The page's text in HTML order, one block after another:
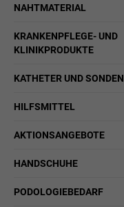
NAHTMATERIAL
KRANKENPFLEGE- UND
KLINIKPRODUKTE
KATHETER UND SONDEN
HILFSMITTEL
AKTIONSANGEBOTE
HANDSCHUHE
PODOLOGIEBEDARF